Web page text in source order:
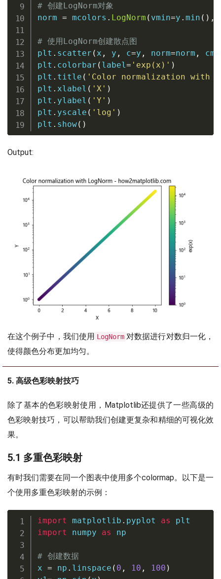
# 创建LogNorm对象
norm = mcolors . LogNorm ( vmin=y . min ( ) ,
# 使用LogNorm创建散点图
plt . scatter ( x , y , c=y , norm=norm ,
plt . colorbar ( label = 'exp(x)' )
plt . title ( 'Color normalization with
plt . xlabel ( 'X' )
plt . ylabel ( 'Y' )
plt . yscale ( 'log' )
plt . show( )
Output:
在这个例子中，我们使用 LogNorm 对数据进行对数归一化，
使得颜色分布更加均匀。
5. 高级色彩映射技巧
除了基本的色彩映射使用，Matplotlib还提供了一些高级的
色彩映射技巧，可以帮助我们创建更复杂和精细的可视化效
果。
5.1 多重色彩映射
有时我们需要在同一个图表中使用多个colormap。以下是一
个使用多重色彩映射的示例：
import matplotlib . pyplot as
import numpy as np
# 创建数据
x = np . linspace ( 0 , 10 , 100 )